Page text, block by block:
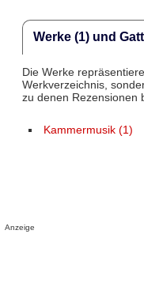
Werke (1) und
Die Werke
Werkverzeichnis,
zu denen Rezensionen
Kammermusik (1)
Anzeige